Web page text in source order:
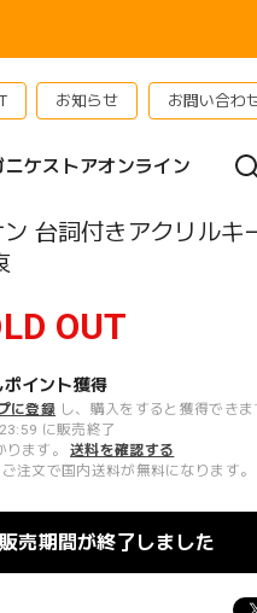
お知らせ お問い合わ
ニケストアオンライン
台詞付きアクリルキ
OUT
イント獲得
に登録 し、購入をすると獲得できま
に販売終了
ます。
送料を確認する
注文で国内送料が無料になります。
販売期間が終了しました